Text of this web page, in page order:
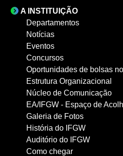
A INSTITUIÇÃO
Departamentos
Notícias
Eventos
Concursos
Oportunidades de bolsas
Estrutura Organizacional
Núcleo de Comunicação
EA/IFGW - Espaço de
Galeria de Fotos
História do IFGW
Auditório do IFGW
Como chegar